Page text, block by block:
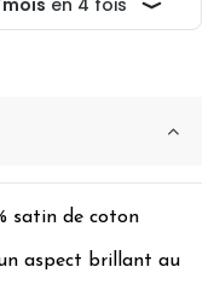
satin de coton
aspect brillant au